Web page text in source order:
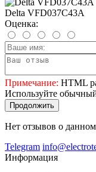
Delta VFD037C43A
Оценка:
Примечание: HTML
Используйте
Продолжить
Нет отзывов о данном
Telegram
Информация